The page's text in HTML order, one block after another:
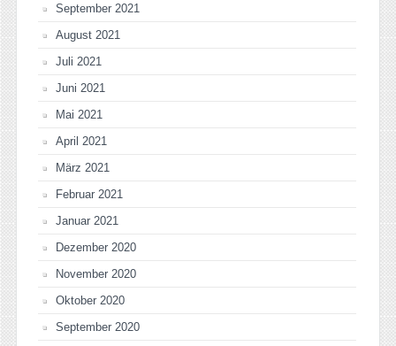
September 2021
August 2021
Juli 2021
Juni 2021
Mai 2021
April 2021
März 2021
Februar 2021
Januar 2021
Dezember 2020
November 2020
Oktober 2020
September 2020